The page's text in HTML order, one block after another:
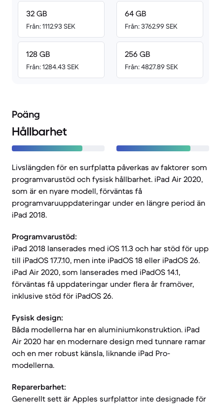
32 GB
Från: 1112.93 SEK
128 GB
Från: 1284.43 SEK
64 GB
Från: 3762.99 SEK
256 GB
Från: 4827.89 SEK
Poäng
Hållbarhet
Livslängden för en surfplatta påverkas av faktorer som
programvarustöd och fysisk hållbarhet. iPad Air 2020,
som är en nyare modell, förväntas få
programvaruuppdateringar under en längre period än
iPad 2018.
Programvarustöd:
iPad 2018 lanserades med iOS 11.3 och har stöd för upp
till iPadOS 17.7.10, men inte iPadOS 18 eller iPadOS 26.
iPad Air 2020, som lanserades med iPadOS 14.1,
förväntas få uppdateringar under flera år framöver,
inklusive stöd för iPadOS 26.
Fysisk design:
Båda modellerna har en aluminiumkonstruktion. iPad
Air 2020 har en modernare design med tunnare ramar
och en mer robust känsla, liknande iPad Pro-
modellerna.
Reparerbarhet:
Generellt sett är Apples surfplattor inte designade för